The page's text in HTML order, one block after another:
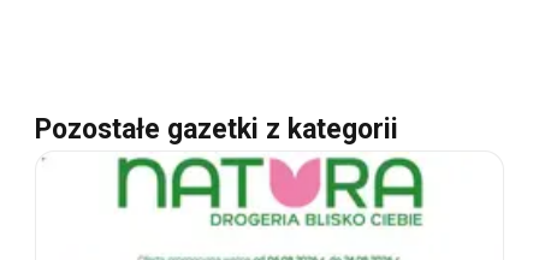
Pozostałe gazetki z kategorii